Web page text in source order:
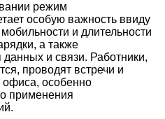
режим
особую важность ввиду
и длительности
а также
и связи. Работники,
проводят встречи и
офиса, особенно
применения